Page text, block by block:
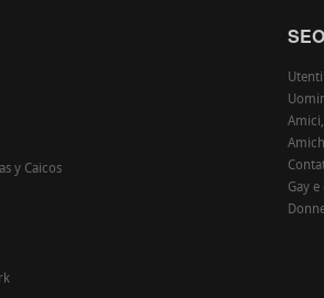
y Caicos
SEO
Utenti
Gay e